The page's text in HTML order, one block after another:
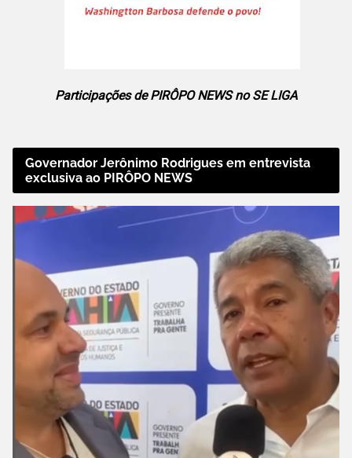
Participações de PIRÔPO NEWS no SE LIGA
Governador Jerônimo Rodrigues em entrevista
exclusiva ao PIRÔPO NEWS